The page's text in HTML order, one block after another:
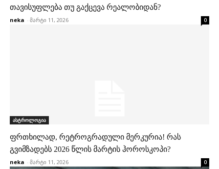
თავისუფლება თუ გაქცევა რეალობიდან?
neka - მარტი 11, 2026 0
ასტროლოგია
ფრთხილად, რეტროგრადული მერკურია! რას
გვიმზადებს 2026 წლის მარტის ჰოროსკოპი?
neka - მარტი 11, 2026 0